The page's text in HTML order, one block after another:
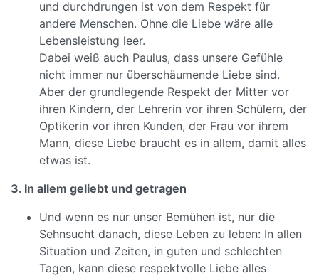
und durchdrungen ist von dem Respekt für
andere Menschen. Ohne die Liebe wäre alle
Lebensleistung leer.
Dabei weiß auch Paulus, dass unsere Gefühle
nicht immer nur überschäumende Liebe sind.
Aber der grundlegende Respekt der Mitter vor
ihren Kindern, der Lehrerin vor ihren Schülern, der
Optikerin vor ihren Kunden, der Frau vor ihrem
Mann, diese Liebe braucht es in allem, damit alles
etwas ist.
3. In allem geliebt und getragen
Und wenn es nur unser Bemühen ist, nur die
Sehnsucht danach, diese Leben zu leben: In allen
Situation und Zeiten, in guten und schlechten
Tagen, kann diese respektvolle Liebe alles